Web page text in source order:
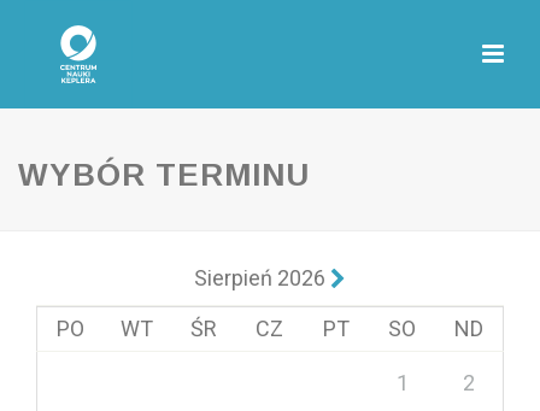
WYBÓR TERMINU
Sierpień 2026
PO
WT ŚR CZ PT SO ND
1 2